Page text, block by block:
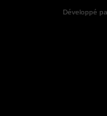
Développé